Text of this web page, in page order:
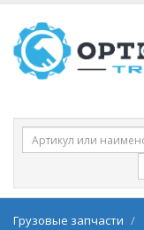
Грузовые запчасти